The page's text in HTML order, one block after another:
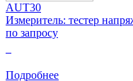
AUT30
Измеритель: тестер
по запросу
Подробнее